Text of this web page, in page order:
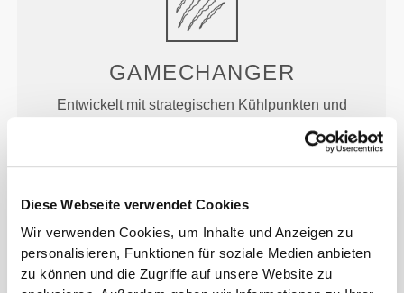
Diese Webseite verwendet Cookies
Wir verwenden Cookies, um Inhalte und Anzeigen zu
personalisieren, Funktionen für soziale Medien anbieten
zu können und die Zugriffe auf unsere Website zu
GAMECHANGER
Entwickelt mit strategischen Kühlpunkten und
gesamten Trainings kühl und bequem bleibst.